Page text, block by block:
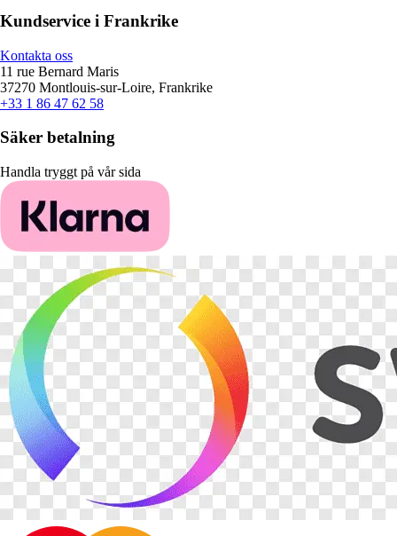
Kundservice i Frankrike
Kontakta oss
11 rue Bernard Maris
37270 Montlouis-sur-Loire, Frankrike
+33 1 86 47 62 58
Säker betalning
Handla tryggt på vår sida